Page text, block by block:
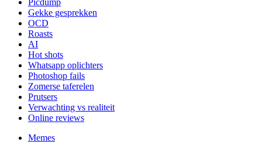
Gekke gesprekken
OCD
Roasts
AI
Hot shots
Whatsapp oplichters
Photoshop fails
Zomerse taferelen
Prutsers
Verwachting vs realiteit
Online reviews
Memes